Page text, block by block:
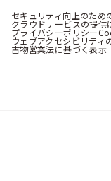
セキュリティ向上のため
クラウドサービスの提供
プライバシーポリシー
ウェブアクセシビリティ
古物営業法に基づく表示